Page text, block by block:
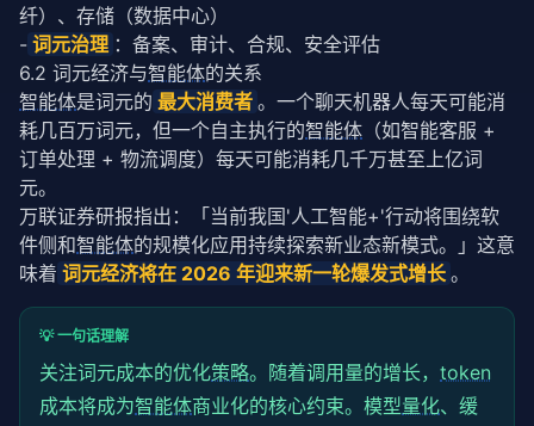
纤）、存储（数据中心）
- 词元治理 ：备案、审计、合规、安全评估
6.2 词元经济与智能体的关系
智能体是词元的 最大消费者 。一个聊天机器人每天可能消
耗几百万词元，但一个自主执行的智能体 （如智能客服 +
订单处理 + 物流调度）每天可能消耗几千万甚至上亿词
元。
万联证券研报指出：「当前我国'人工智能+'行动将围绕软
件侧和智能体的规模化应用持续探索新业态新模式。」这意
味着 词元经济将在 2026 年迎来新一轮爆发式增长 。
💡 一句话理解
关注词元成本的优化策略。随着调用量的增长， token
成本将成为智能体商业化的核心约束。模型量化、缓